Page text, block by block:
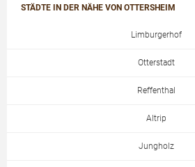
STÄDTE IN DER NÄHE VON OTTERSHEIM
Limburgerhof
Otterstadt
Reffenthal
Altrip
Jungholz